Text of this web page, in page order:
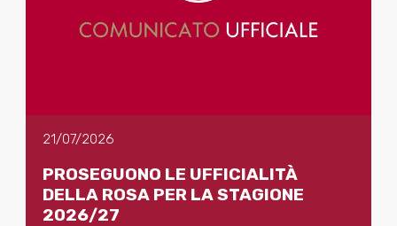
21/07/2026
PROSEGUONO LE UFFICIALITÀ
DELLA ROSA PER LA STAGIONE
2026/27